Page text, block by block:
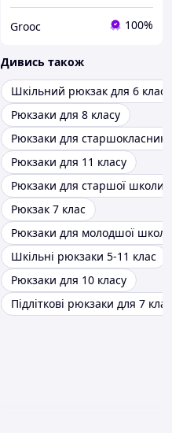
Grooc 100%
Дивись також
Шкільний рюкзак для 6 класу
Рюкзаки для 8 класу
Рюкзаки для
Рюкзаки для 11 класу
Рюкзаки для старшої школи
Рюкзак 7 клас
Рюкзаки для молодшої школи
Шкільні рюкзаки 5-11 клас
Рюкзаки для 10 класу
Підліткові рюкзаки для 7